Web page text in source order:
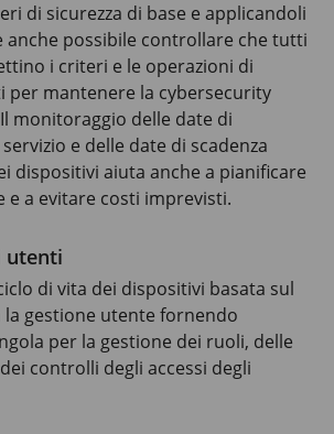
di sicurezza di base e applicandoli
anche possibile controllare che tutti
i criteri e le operazioni di
per mantenere la cybersecurity
monitoraggio delle date di
e delle date di scadenza
dispositivi aiuta anche a pianificare
e a evitare costi imprevisti.
utenti
di vita dei dispositivi basata sul
la gestione utente fornendo
per la gestione dei ruoli, delle
controlli degli accessi degli